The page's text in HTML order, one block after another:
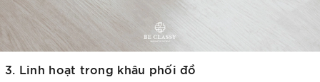
3. Linh hoạt trong khâu phối đồ